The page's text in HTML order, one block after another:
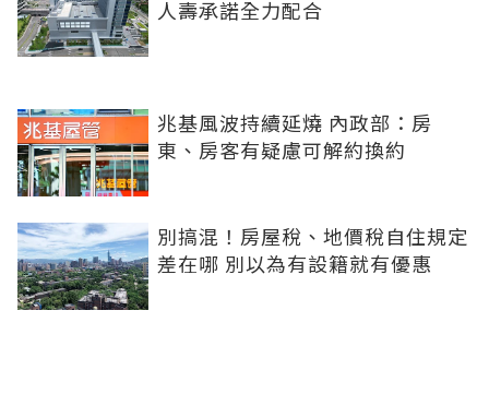
人壽承諾全力配合
兆基風波持續延燒 內政部：房
東、房客有疑慮可解約換約
別搞混！房屋稅、地價稅自住規定
差在哪 別以為有設籍就有優惠